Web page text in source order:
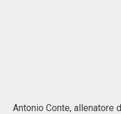
Antonio Conte, allenatore